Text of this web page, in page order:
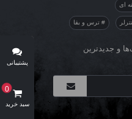
ای
ترس و بقا
و جدیدترین
پشتیبانی
سبد خرید
0